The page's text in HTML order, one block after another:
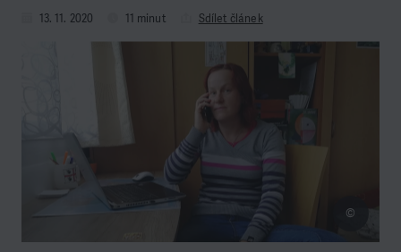
13. 11. 2020 11 minut Sdílet článek
©